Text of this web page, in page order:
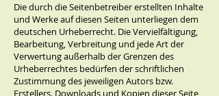
Die durch die Seitenbetreiber erstellten Inhalte
und Werke auf diesen Seiten unterliegen dem
deutschen Urheberrecht. Die Vervielfältigung,
Bearbeitung, Verbreitung und jede Art der
Verwertung außerhalb der Grenzen des
Urheberrechtes bedürfen der schriftlichen
Zustimmung des jeweiligen Autors bzw.
Erstellers. Downloads und Kopien dieser Seite